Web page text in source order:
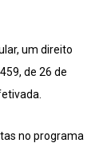
um direito
de 26 de
no programa